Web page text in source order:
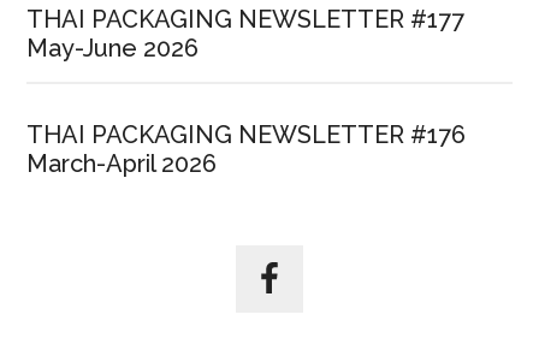
THAI PACKAGING NEWSLETTER #177
May-June 2026
THAI PACKAGING NEWSLETTER #176
March-April 2026